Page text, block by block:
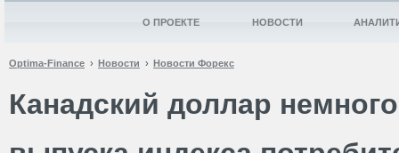
Optima-Finance Новости Новости Форекс
Канадский доллар
О ПРОЕКТЕ НОВОСТИ